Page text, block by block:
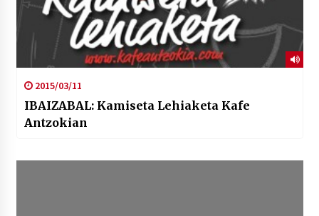
2015/03/11
IBAIZABAL: Kamiseta Lehiaketa Kafe
Antzokian